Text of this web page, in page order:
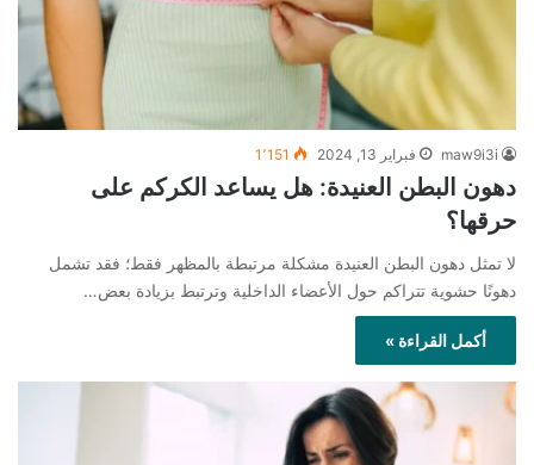
maw9i3i فبراير 13, 2024 1٬151
دهون البطن العنيدة: هل يساعد الكركم على
حرقها؟
لا تمثل دهون البطن العنيدة مشكلة مرتبطة بالمظهر فقط؛ فقد تشمل
دهونًا حشوية تتراكم حول الأعضاء الداخلية وترتبط بزيادة بعض…
أكمل القراءة »